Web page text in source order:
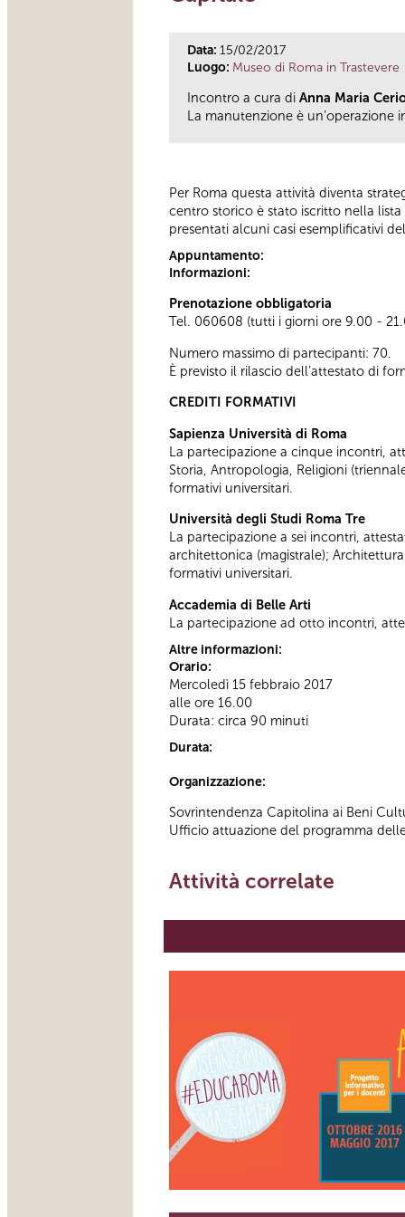
Data: 15/02/2017
Luogo: Museo di Roma in Trastevere
Incontro a cura di Anna Maria
La manutenzione è
Per Roma questa attività diventa
centro storico è stato iscritto nella
presentati alcuni casi esemplificativi
Appuntamento:
Informazioni:
Prenotazione obbligatoria
Tel. 060608 (tutti i giorni ore 9.00 -
Numero massimo di partecipanti: 70.
È previsto il rilascio dell’attestato di
CREDITI FORMATIVI
Sapienza Università di Roma
La partecipazione a cinque incontri,
Storia, Antropologia, Religioni
formativi universitari.
Università degli Studi Roma Tre
La partecipazione a sei incontri,
architettonica (magistrale);
formativi universitari.
Accademia di Belle Arti
La partecipazione ad otto incontri,
Altre informazioni:
Orario:
Mercoledì 15 febbraio 2017
alle ore 16.00
Durata: circa 90 minuti
Durata:
Organizzazione:
Sovrintendenza Capitolina ai Beni
Ufficio attuazione del programma
Attività correlate